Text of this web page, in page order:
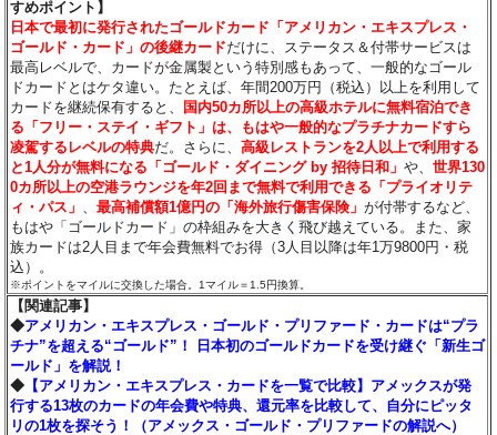
すめポイント】
日本で最初に発行されたゴールドカード「アメリカン・エキスプレス・
ゴールド・カード」の後継カードだけに、ステータス＆付帯サービスは
最高レベルで、カードが金属製という特別感もあって、一般的なゴール
ドカードとはケタ違い。たとえば、年間200万円（税込）以上を利用して
カードを継続保有すると、 国内50カ所以上の高級ホテルに無料宿泊でき
る「フリー・ステイ・ギフト」は、もはや一般的なプラチナカードすら
凌駕するレベルの特典だ。さらに、高級レストランを2人以上で利用する
と1人分が無料になる「ゴールド・ダイニング by 招待日和」や、世界130
0カ所以上の空港ラウンジを年2回まで無料で利用できる「プライオリテ
ィ・パス」
、最高補償額1億円の「海外旅行傷害保険」が付帯するなど、
もはや「ゴールドカード」の枠組みを大きく飛び越えている。また、家
族カードは2人目まで年会費無料でお得（3人目以降は年1万9800円・税
込）。
※ポイントをマイルに交換した場合。1マイル＝1.5円換算。
【関連記事】
◆アメリカン・エキスプレス・ゴールド・プリファード・カードは“プラ
チナ”を超える“ゴールド”！ 日本初のゴールドカードを受け継ぐ「新生ゴ
ールド」を解説！
◆ 【アメリカン・エキスプレス・カードを一覧で比較】アメックスが発
行する13枚のカードの年会費や特典、還元率を比較して、自分にピッタ
リの1枚を探そう！（アメックス・ゴールド・プリファードの解説へ）